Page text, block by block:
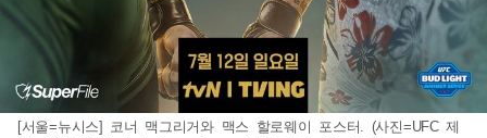
[서울=뉴시스] 코너 맥그리거와 맥스 할로웨이 포스터. (사진=UFC 제